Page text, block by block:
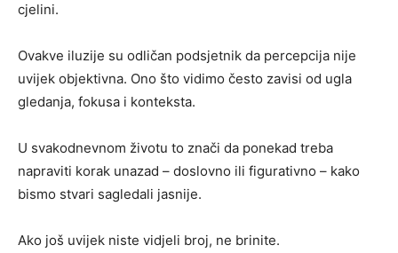
cjelini.
Ovakve iluzije su odličan podsjetnik da percepcija nije
uvijek objektivna. Ono što vidimo često zavisi od ugla
gledanja, fokusa i konteksta.
U svakodnevnom životu to znači da ponekad treba
napraviti korak unazad – doslovno ili figurativno – kako
bismo stvari sagledali jasnije.
Ako još uvijek niste vidjeli broj, ne brinite.